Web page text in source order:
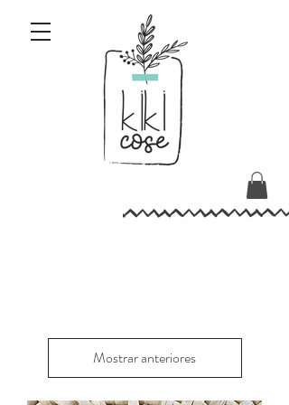
Mostrar anteriores